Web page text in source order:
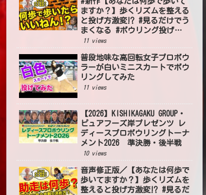
ますか？】歩くリズムを整える
と投げ方激変⁉ #見るだけでう
まくなる #ボウリング投げ方
#54
11 views
普段地味な高回転女子プロボウ
ラーが白いミニスカートでボウ
リングしてみた
11 views
【2026】KISHIKAGAKU GROUP・
ピュアフーズ岸プレゼンツ レ
ディースプロボウリングトーナ
メント2026 準決勝・後半戦
10 views
音声修正版／【あなたは何歩で
歩いてますか？】歩くリズムを
整えると投げ方激変⁉ #見るだ